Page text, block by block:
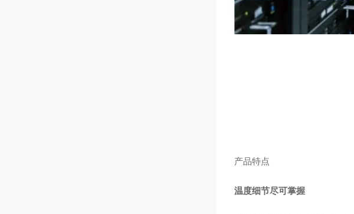
产品特点
温度细节尽可掌握